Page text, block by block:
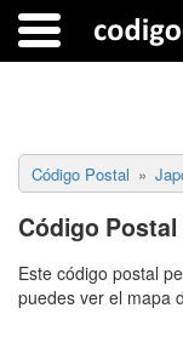
Código Postal
Código Postal
Este código postal
puedes ver el mapa